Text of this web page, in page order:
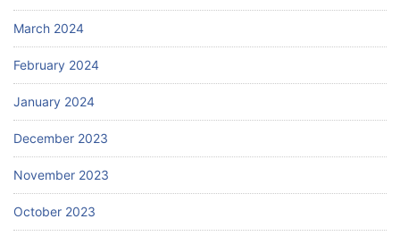
March 2024
February 2024
January 2024
December 2023
November 2023
October 2023